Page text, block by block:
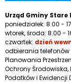
Urząd Gminy Stare
poniedziałek: 8.00 -
wtorek, środa: 8.00 -
czwartek: dzień
odbierania telefonów
Planowania
Ochrony
Podatków i Ewidencji